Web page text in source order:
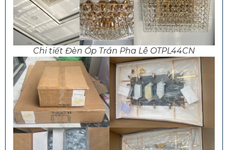
Chi tiết Đèn Ốp Trần Pha Lê OTPL44CN